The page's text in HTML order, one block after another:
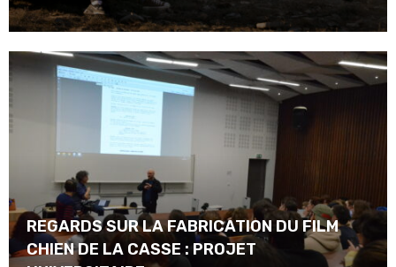
REGARDS SUR LA FABRICATION DU FILM
CHIEN DE LA CASSE : PROJET